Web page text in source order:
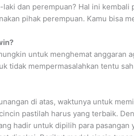
dan perempuan? Hal ini
pihak perempuan. Kamu bisa
untuk menghemat anggaran
tidak mempermasalahkan tentu
di atas, waktunya untuk
pastilah harus yang terbaik.
hadir untuk dipilih para